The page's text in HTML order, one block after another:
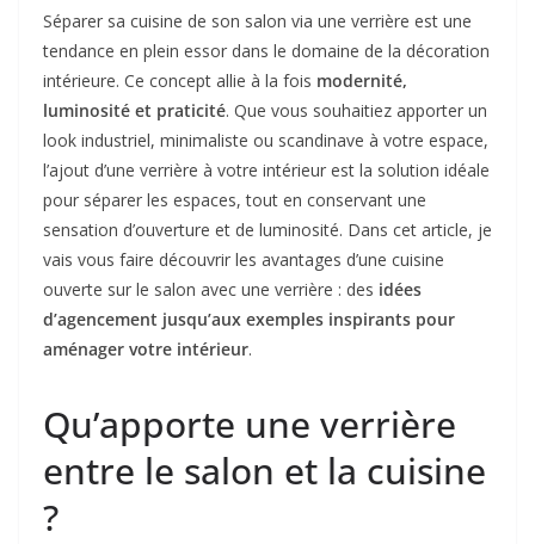
Séparer sa cuisine de son salon via une verrière est une
tendance en plein essor dans le domaine de la décoration
intérieure. Ce concept allie à la fois modernité,
luminosité et praticité. Que vous souhaitiez apporter un
look industriel, minimaliste ou scandinave à votre espace,
l’ajout d’une verrière à votre intérieur est la solution idéale
pour séparer les espaces, tout en conservant une
sensation d’ouverture et de luminosité. Dans cet article, je
vais vous faire découvrir les avantages d’une cuisine
ouverte sur le salon avec une verrière : des idées
d’agencement jusqu’aux exemples inspirants pour
aménager votre intérieur.
Qu’apporte une verrière
entre le salon et la cuisine
?